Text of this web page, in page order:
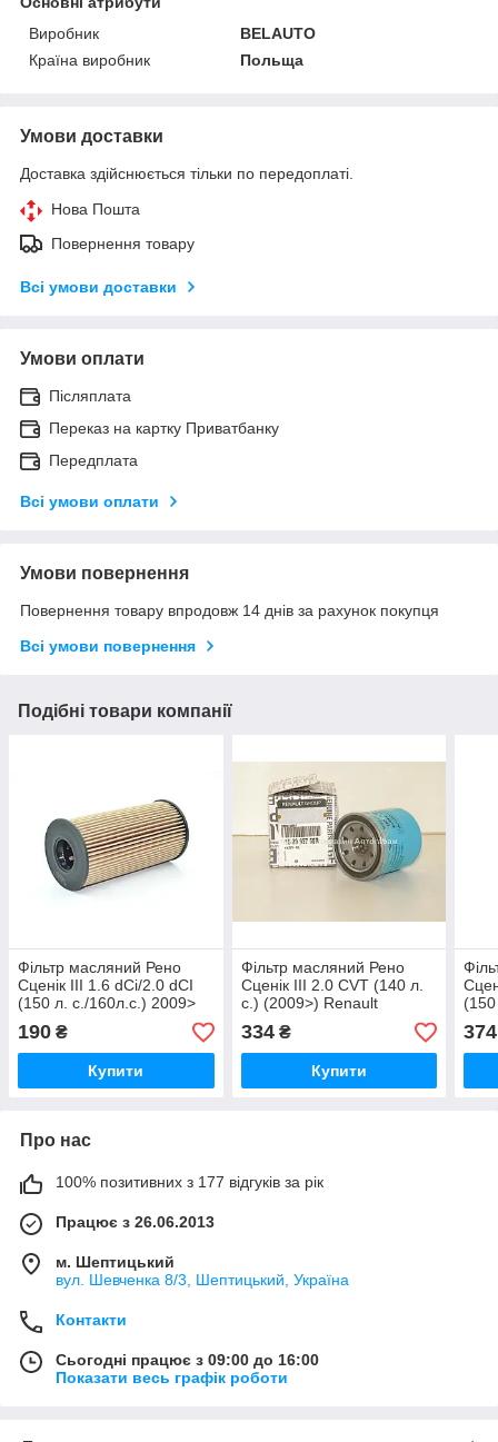
Виробник
BELAUTO
Країна виробник
Польща
Умови доставки
Доставка здійснюється тільки по передоплаті.
Нова Пошта
Повернення товару
Всі умови доставки
Умови оплати
Післяплата
Переказ на картку Приватбанку
Передплата
Всі умови оплати
Умови повернення
Повернення товару впродовж 14 днів за рахунок покупця
Всі умови повернення
Подібні товари компанії
Фільтр масляний Рено
Сценік III 1.6 dCi/2.0 dCI
(150 л. с./160л.с.) 2009>
NIPPARTS (Нідерланди)
N1311037
190 ₴
Купити
Фільтр масляний Рено
Сценік III 2.0 CVT (140 л.
с.) (2009>) Renault
(Оригінал) - 152085758R
334₴
Купити
374
Про нас
100% позитивних з 177 відгуків за рік
Працює з 26.06.2013
м. Шептицький
вул. Шевченка 8/3, Шептицький, Україна
Контакти
Сьогодні працює з 09:00 до 16:00
Показати весь графік роботи